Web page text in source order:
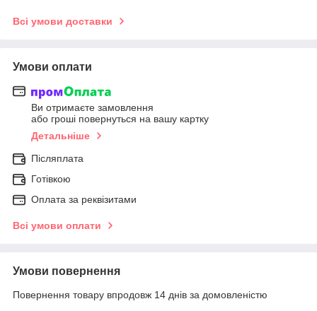
Всі умови доставки
Умови оплати
Ви отримаєте замовлення
або гроші повернуться на вашу картку
Детальніше
Післяплата
Готівкою
Оплата за реквізитами
Всі умови оплати
Умови повернення
Повернення товару впродовж 14 днів за домовленістю